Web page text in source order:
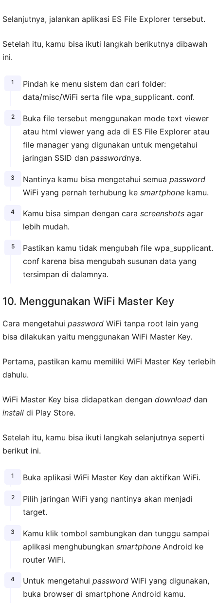
Selanjutnya, jalankan aplikasi ES File Explorer tersebut.
Setelah itu, kamu bisa ikuti langkah berikutnya dibawah
ini.
Pindah ke menu sistem dan cari folder:
data/misc/WiFi serta file wpa_supplicant. conf.
Buka file tersebut menggunakan mode text viewer
atau html viewer yang ada di ES File Explorer atau
file manager yang digunakan untuk mengetahui
jaringan SSID dan passwordnya.
Nantinya kamu bisa mengetahui semua password
WiFi yang pernah terhubung ke smartphonekamu.
Kamu bisa simpan dengan cara screenshotsagar
lebih mudah.
Pastikan kamu tidak mengubah file wpa_supplicant.
conf karena bisa mengubah susunan data yang
tersimpan di dalamnya.
10. Menggunakan WiFi Master Key
Cara mengetahui password WiFi tanpa root lain yang
bisa dilakukan yaitu menggunakan WiFi Master Key.
Pertama, pastikan kamu memiliki WiFi Master Key terlebih
dahulu.
WiFi Master Key bisa didapatkan dengan download dan
install di Play Store.
Setelah itu, kamu bisa ikuti langkah selanjutnya seperti
berikut ini.
Buka aplikasi WiFi Master Key dan aktifkan WiFi.
Pilih jaringan WiFi yang nantinya akan menjadi
target.
Kamu klik tombol sambungkan dan tunggu sampai
aplikasi menghubungkan smartphoneAndroid ke
router WiFi.
Untuk mengetahui passwordWiFi yang digunakan,
buka browser di smartphone Android kamu.